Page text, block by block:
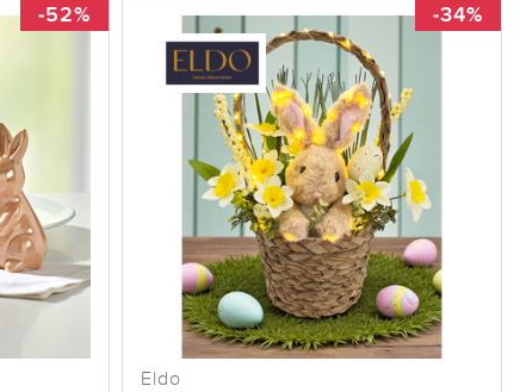
-52% -34%
Eldo